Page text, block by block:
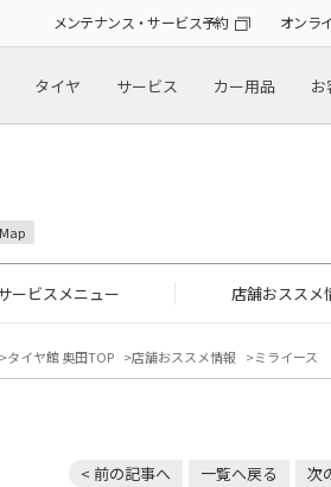
メンテナンス・サービス予約 オンラ
タイヤ サービス カー用品 お
Map
ービスメニュー 店舗おススメ
タイヤ館 奥田TOP 店舗おススメ情報 ミライース
< 前の記事へ 一覧へ戻る 次